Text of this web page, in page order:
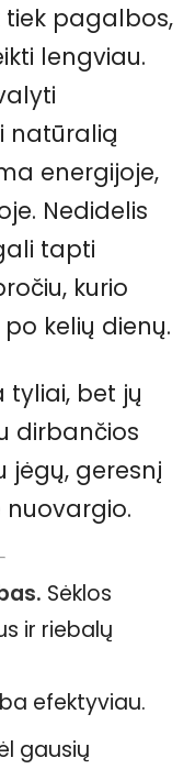
tiek pagalbos,
lengviau.
natūralią
energijoje,
Nedidelis
tapti
kurio
kelių dienų.
tyliai, bet jų
dirbančios
jėgų, geresnį
Sėklos
ir riebalų
efektyviau.
gausių